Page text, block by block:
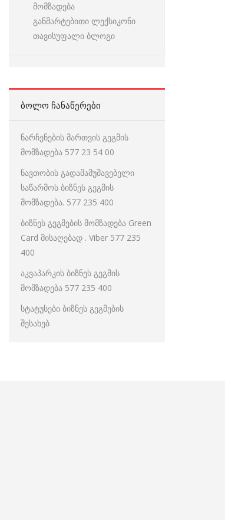
მომზადება
განმარტებითი ლექსიკონი
თავისუფალი ბლოგი
ᲑᲝᲚᲝ ᲩᲐᲜᲐᲬᲔᲠᲔᲑᲘ
ნარჩენების მართვის გეგმის
მომზადება 577 23 54 00
ნავთობის გადამამუშავებელი
საწარმოს ბიზნეს გეგმის
მომზადება. 577 235 400
ბიზნეს გეგმების მომზადება Green
Card მისაღებად . Viber 577 235
400
აკვაპარკის ბიზნეს გეგმის
მომზადება 577 235 400
სტატუსები ბიზნეს გეგმების
შესახებ